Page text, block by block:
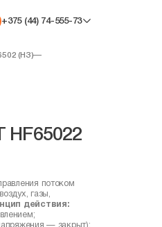
+375 (44) 74-555-73
(НЗ)—
HF65022
потоком
газы,
действия:
— закрыт);